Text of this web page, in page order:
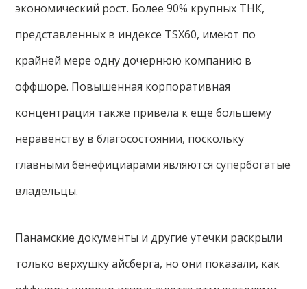
экономический рост. Более 90% крупных ТНК,
представленных в индексе TSX60, имеют по
крайней мере одну дочернюю компанию в
оффшоре. Повышенная корпоративная
концентрация также привела к еще большему
неравенству в благосостоянии, поскольку
главными бенефициарами являются супербогатые
владельцы.
Панамские документы и другие утечки раскрыли
только верхушку айсберга, но они показали, как